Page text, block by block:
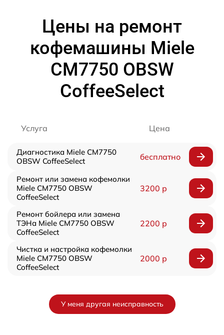
Цены на ремонт
кофемашины Miele
CM7750 OBSW
CoffeeSelect
Услуга Цена
Диагностика Miele CM7750
OBSW CoffeeSelect
бесплатно
Ремонт или замена кофемолки
Miele CM7750 OBSW
CoffeeSelect
3200 р
Ремонт бойлера или замена
ТЭНа Miele CM7750 OBSW
CoffeeSelect
2200 р
Чистка и настройка кофемолки
Miele CM7750 OBSW
CoffeeSelect
2000 р
У меня другая неисправность